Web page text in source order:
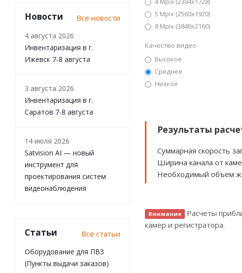
5 Mpix (2560x1920)
8 Mpix (3840x2160)
Качество видео
Высокое
Среднее
Низкое
Результаты
Суммарная скорость
Ширина канала от
Необходимый объем
Внимание Расчеты
камер и регистратора.
Новости Все новости
4 августа 2026
Инвентаризация в г.
Ижевск 7-8 августа
3 августа 2026
Инвентаризация в г.
Саратов 7-8 августа
14 июля 2026
Satvision AI — новый
инструмент для
проектирования систем
видеонаблюдения
Статьи Все статьи
Оборудование для ПВЗ
(Пункты выдачи заказов)